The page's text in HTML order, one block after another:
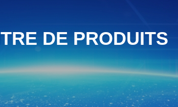
DE PRODUITS